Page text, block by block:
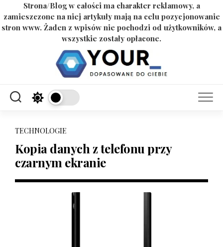
Strona/Blog w całości ma charakter reklamowy, a
zamieszczone na niej artykuły mają na celu pozycjonowanie
stron www. Żaden z wpisów nie pochodzi od użytkowników, a
wszystkie zostały opłacone.
TECHNOLOGIE
Kopia danych z telefonu przy
czarnym ekranie